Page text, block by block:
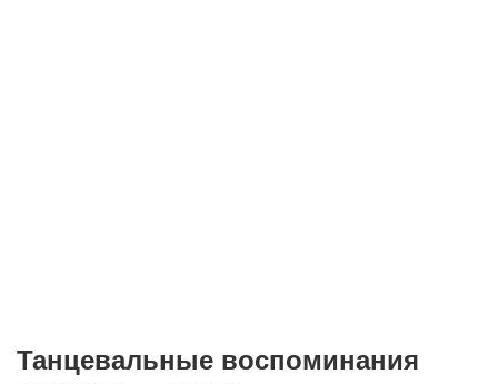
Танцевальные воспоминания